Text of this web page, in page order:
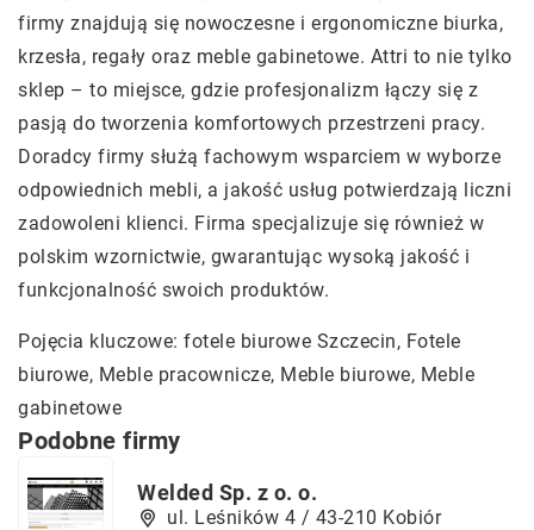
firmy znajdują się nowoczesne i ergonomiczne biurka,
krzesła, regały oraz meble gabinetowe. Attri to nie tylko
sklep – to miejsce, gdzie profesjonalizm łączy się z
pasją do tworzenia komfortowych przestrzeni pracy.
Doradcy firmy służą fachowym wsparciem w wyborze
odpowiednich mebli, a jakość usług potwierdzają liczni
zadowoleni klienci. Firma specjalizuje się również w
polskim wzornictwie, gwarantując wysoką jakość i
funkcjonalność swoich produktów.
Pojęcia kluczowe: fotele biurowe Szczecin, Fotele
biurowe, Meble pracownicze, Meble biurowe, Meble
gabinetowe
Podobne firmy
Welded Sp. z o. o.
ul. Leśników 4 / 43-210 Kobiór